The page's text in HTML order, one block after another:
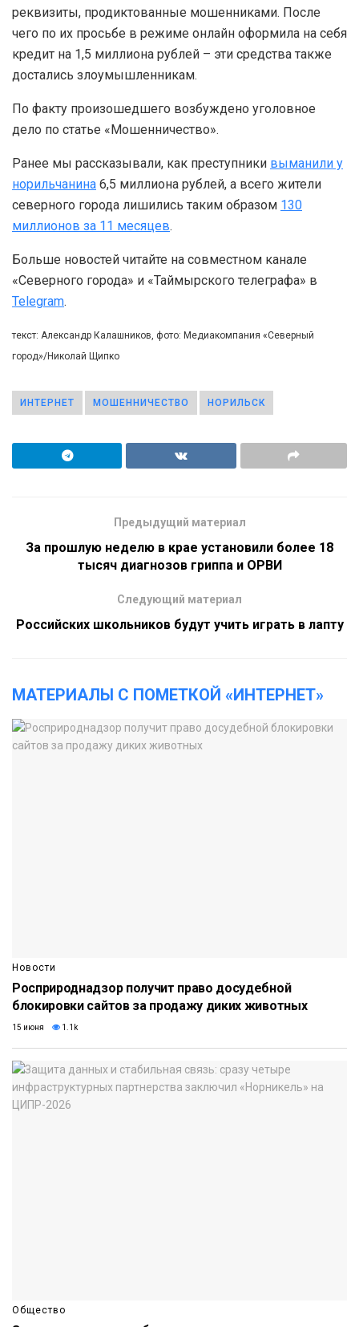
реквизиты, продиктованные мошенниками. После
чего по их просьбе в режиме онлайн оформила на себя
кредит на 1,5 миллиона рублей – эти средства также
достались злоумышленникам.
По факту произошедшего возбуждено уголовное
дело по статье «Мошенничество».
Ранее мы рассказывали, как преступники выманили у
норильчанина 6,5 миллиона рублей, а всего жители
северного города лишились таким образом 130
миллионов за 11 месяцев.
Больше новостей читайте на совместном канале
«Северного города» и «Таймырского телеграфа» в
Telegram.
текст: Александр Калашников, фото: Медиакомпания «Северный
город»/Николай Щипко
ИНТЕРНЕТ МОШЕННИЧЕСТВО НОРИЛЬСК
Предыдущий материал
За прошлую неделю в крае установили более 18
тысяч диагнозов гриппа и ОРВИ
Следующий материал
Российских школьников будут учить играть в лапту
МАТЕРИАЛЫ С ПОМЕТКОЙ «ИНТЕРНЕТ»
Новости
Росприроднадзор получит право досудебной
блокировки сайтов за продажу диких животных
15 июня 1.1k
Общество